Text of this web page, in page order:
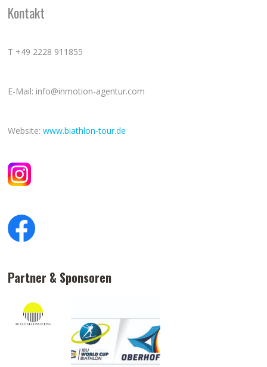
Kontakt
T +49 2228 911855
E-Mail: info@inmotion-agentur.com
Website:www.biathlon-tour.de
Partner & Sponsoren